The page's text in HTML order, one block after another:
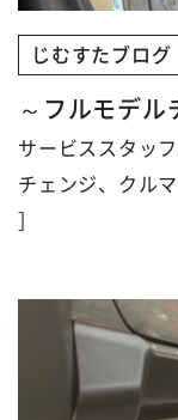
じむすたブログ
～フルモデル
サービススタッ
チェンジ、クル